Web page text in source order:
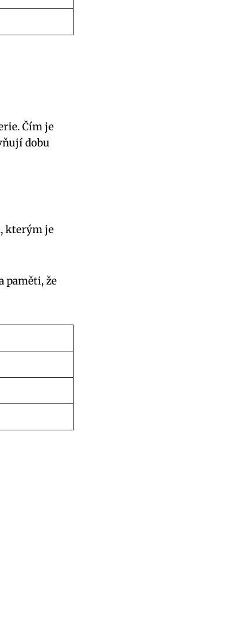
Čím je
dobu
kterým je
paměti, že